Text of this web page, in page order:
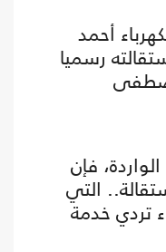
أحمد
رسميا
فإن
التي
تردي خدمة